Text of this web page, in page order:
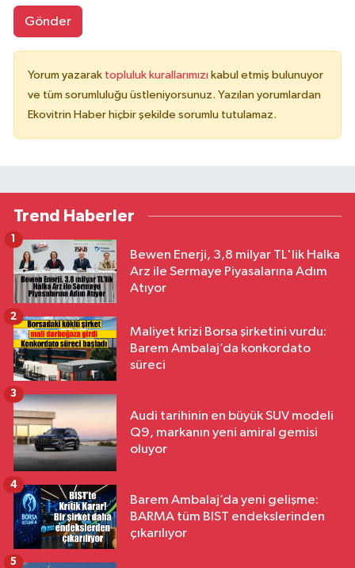
Gönder
Yorum yazarak topluluk kurallarımızı kabul etmiş bulunuyor
ve tüm sorumluluğu üstleniyorsunuz. Yazılan yorumlardan
Ekovitrin Haber hiçbir şekilde sorumlu tutulamaz.
Trend Haberler
Bewen Enerji, 3,8 milyar TL'lik Halka
Arz ile Sermaye Piyasalarına Adım
Atıyor
1
Maliyet krizi Borsa şirketini vurdu:
Barem Ambalaj’da konkordato
süreci
2
Audi tarihinin en büyük SUV modeli
Q9, markanın yeni amiral gemisi
oluyor
3
Barem Ambalaj’da yeni gelişme:
BARMA tüm BIST endekslerinden
çıkarılıyor
4
5